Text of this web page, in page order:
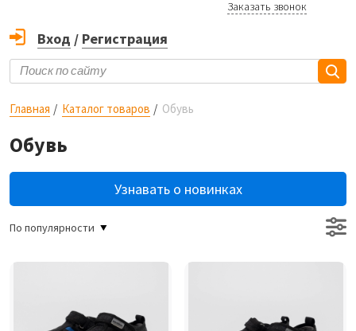
Заказать звонок
Вход / Регистрация
Главная Каталог товаров Обувь
Обувь
Узнавать о новинках
По популярности